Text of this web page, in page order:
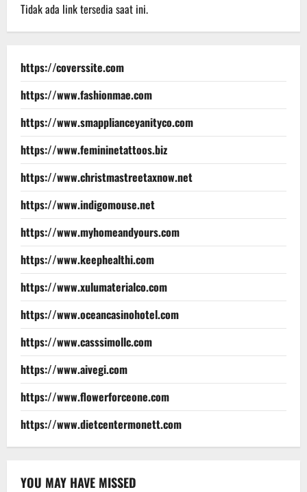
Tidak ada link tersedia saat ini.
https://coverssite.com
https://www.fashionmae.com
https://www.smapplianceyanityco.com
https://www.femininetattoos.biz
https://www.christmastreetaxnow.net
https://www.indigomouse.net
https://www.myhomeandyours.com
https://www.keephealthi.com
https://www.xulumaterialco.com
https://www.oceancasinohotel.com
https://www.casssimollc.com
https://www.aivegi.com
https://www.flowerforceone.com
https://www.dietcentermonett.com
YOU MAY HAVE MISSED